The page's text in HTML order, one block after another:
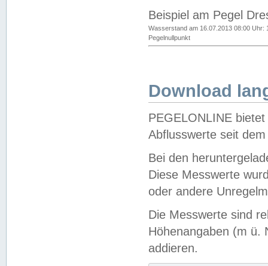
Beispiel am Pegel
Wasserstand am 16.07.2013 08:00 Uhr:
Pegelnullpunkt
Download
PEGELONLINE
Abflusswerte seit
Bei den
Diese Messwerte
oder andere
Die Messwerte sind
Höhenangaben (m ü.
addieren.